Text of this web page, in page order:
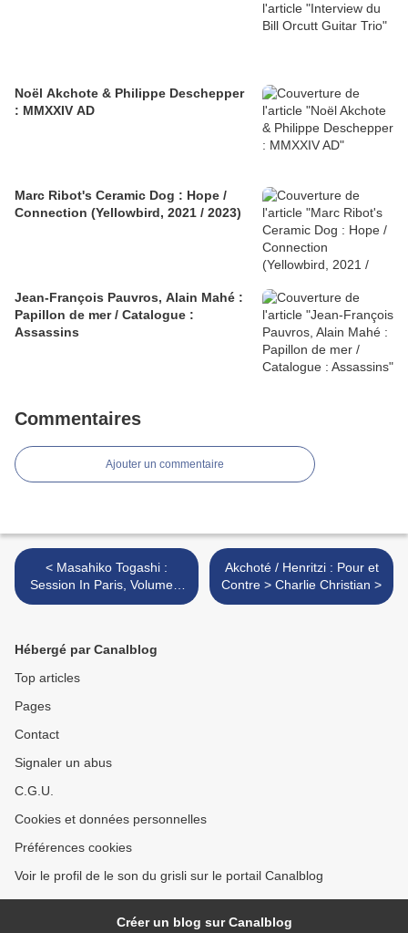
Noël Akchote & Philippe Deschepper
: MMXXIV AD
Marc Ribot's Ceramic Dog : Hope /
Connection (Yellowbird, 2021 / 2023)
Jean-François Pauvros, Alain Mahé :
Papillon de mer / Catalogue :
Assassins
Commentaires
Ajouter un commentaire
< Masahiko Togashi :
Session In Paris, Volume 1
(We Want Sounds, 2022)
Akchoté / Henritzi : Pour et
Contre > Charlie Christian >
Hébergé par Canalblog
Top articles
Pages
Contact
Signaler un abus
C.G.U.
Cookies et données personnelles
Préférences cookies
Voir le profil de le son du grisli sur le portail Canalblog
Créer un blog sur Canalblog